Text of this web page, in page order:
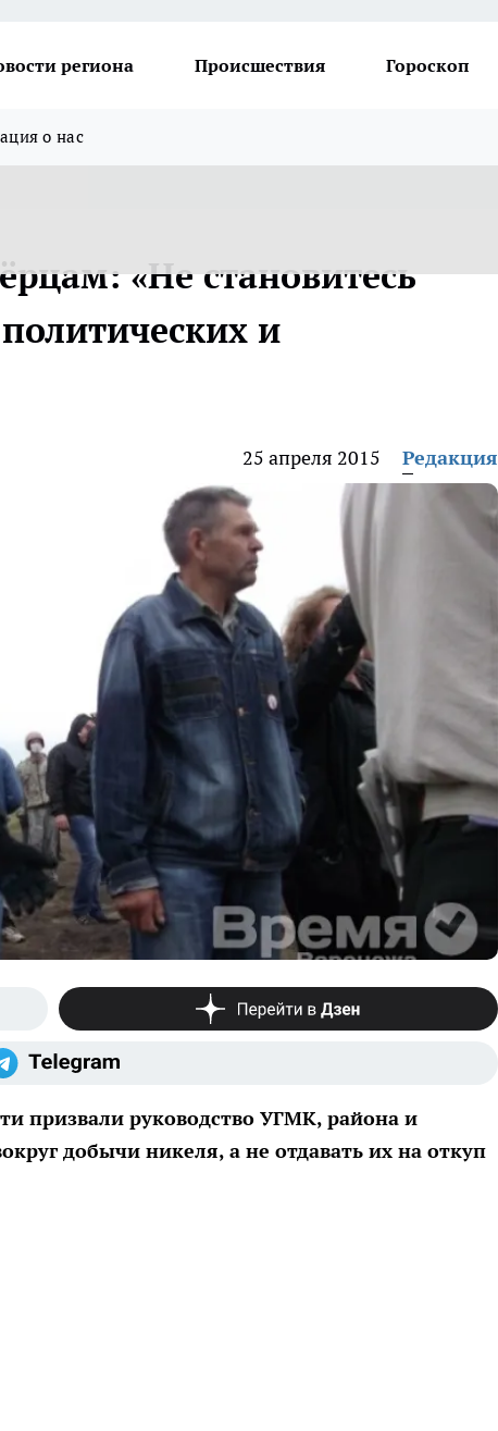
региона Происшествия Гороскоп
о нас
«Не становитесь
и
25 апреля 2015 Редакция
призвали руководство УГМК, района и
добычи никеля, а не отдавать их на откуп